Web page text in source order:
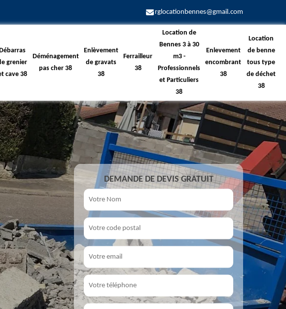
rglocationbennes@gmail.com
grenier
cave 38
Déménagement
pas cher 38
Enlèvement
de gravats
38
Ferrailleur
38
Location de
Bennes 3 à 30
m3 -
Professionnels
et Particuliers
38
Enlevement
encombrant
38
Location
de benne
tous type
de déchet
38
DEMANDE DE DEVIS GRATUIT